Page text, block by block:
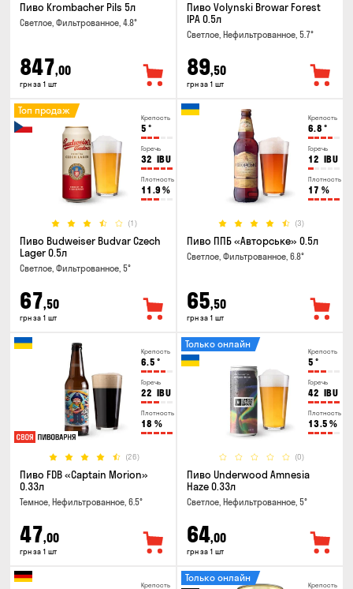
Пиво Krombacher Pils 5л
Светлое, Фильтрованное, 4.8°
847,00
грн за 1 шт
Пиво Volynski Browar Forest
IPA 0.5л
Светлое, Нефильтрованное, 5.7°
89,50
грн за 1 шт
Крепость
5 °
Горечь
32 IBU
Плотность
11.9 %
(1)
Топ продаж
Пиво Budweiser Budvar Czech
Lager 0.5л
Светлое, Фильтрованное, 5°
67,50
грн за 1 шт
Крепость
6.8 °
Горечь
12 IBU
Плотность
17 %
(3)
Пиво ППБ «Авторське» 0.5л
Светлое, Фильтрованное, 6.8°
65,50
грн за 1 шт
Крепость
6.5 °
Горечь
22 IBU
Плотность
18 %
(26)
Пиво FDB «Captain Morion»
0.33л
Темное, Нефильтрованное, 6.5°
47,00
грн за 1 шт
Крепость
5 °
Горечь
42 IBU
Плотность
13.5 %
(0)
Только онлайн
Пиво Underwood Amnesia
Haze 0.33л
Светлое, Нефильтрованное, 5°
64,00
грн за 1 шт
Крепость Крепость
Только онлайн